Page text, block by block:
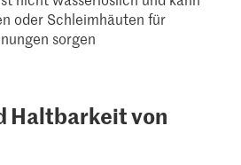
oder Schleimhäuten für
sorgen
Haltbarkeit von